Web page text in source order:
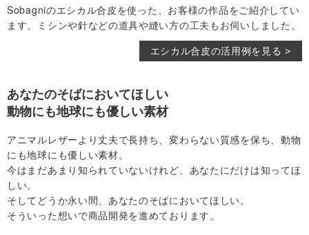
Sobagniのエシカル合皮を使った、お客様の作品をご紹介してい
ます。ミシンや針などの道具や縫い方の工夫もお伺いしました。
エシカル合皮の活用例を見る >
あなたのそばにおいてほしい
動物にも地球にも優しい素材
アニマルレザーより丈夫で長持ち、変わらない質感を保ち、動物
にも地球にも優しい素材。
今はまだあまり知られていないけれど、あなたにだけは知ってほ
しい。
そしてどうか永い間、あなたのそばにおいてほしい。
そういった想いで商品開発を進めております。